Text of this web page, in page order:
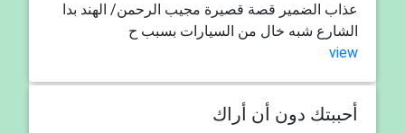
عذاب الضمير قصة قصيرة مجيب الرحمن/ الهند بدا
الشارع شبه خال من السيارات بسبب ح
view
أحببتك دون أن أراك